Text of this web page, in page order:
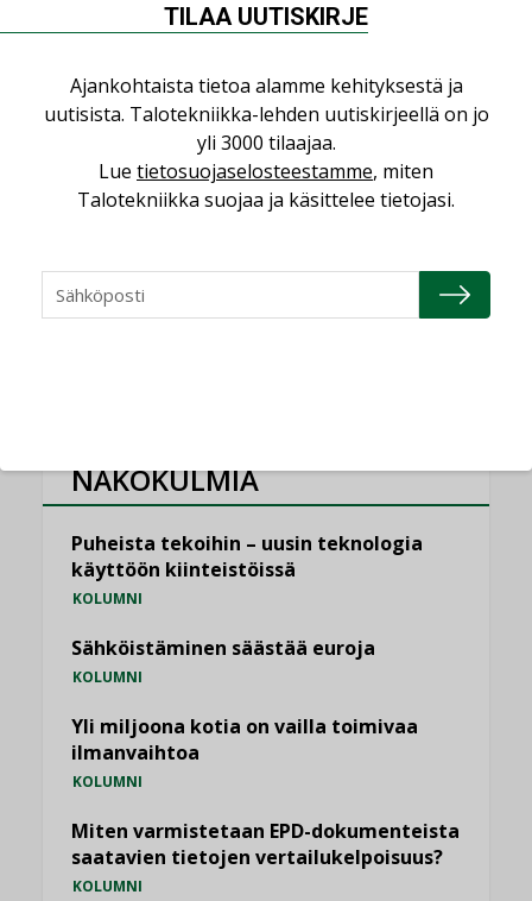
”Tulevat kilpailuedut syntyvät, kun
AJANKOHTAISTA TILAAJILLE
Puutteellinen eristys lisää lämpöhäviöitä
LEHDEN ARTIKKELIT
Kaivamattomat menetelmät
NÄKÖKULMIA
Puheista tekoihin – uusin teknologia
käyttöön kiinteistöissä
KOLUMNI
Sähköistäminen säästää euroja
KOLUMNI
Yli miljoona kotia on vailla toimivaa
ilmanvaihtoa
KOLUMNI
Miten varmistetaan EPD-dokumenteista
saatavien tietojen vertailukelpoisuus?
KOLUMNI
TILAA UUTISKIRJE
Ajankohtaista tietoa alamme kehityksestä ja
uutisista. Talotekniikka-lehden uutiskirjeellä on jo
yli 3000 tilaajaa.
Lue tietosuojaselosteestamme, miten
Talotekniikka suojaa ja käsittelee tietojasi.